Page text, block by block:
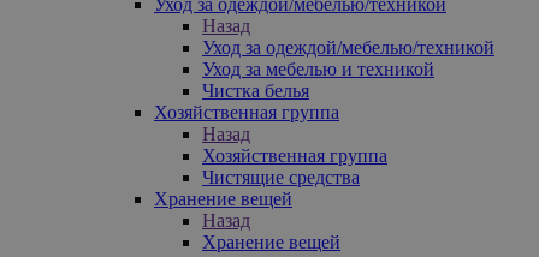
Назад
Уход за одеждой/мебелью/техникой
Уход за мебелью и техникой
Чистка белья
Хозяйственная группа
Назад
Хозяйственная группа
Чистящие средства
Хранение вещей
Назад
Хранение вещей